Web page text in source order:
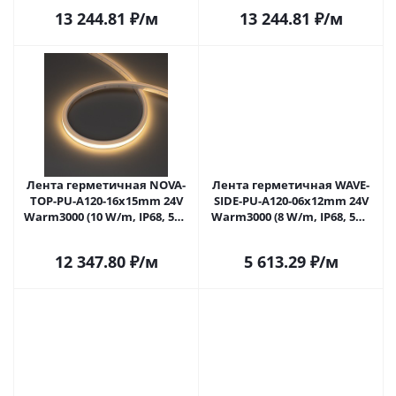
13 244.81 ₽/м 13 244.81 ₽/м
Лента герметичная NOVA-
TOP-PU-A120-16x15mm 24V
Warm3000 (10 W/m, IP68, 5m,
12 347.80₽/м
Лента герметичная WAVE-
SIDE-PU-A120-06x12mm 24V
Warm3000 (8 W/m, IP68, 5m,
5 613.29₽/м